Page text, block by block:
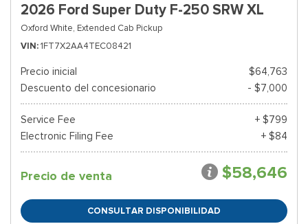
2026 Ford Super Duty F-250 SRW XL
Oxford White, Extended Cab Pickup
VIN 1FT7X2AA4TEC08421
Precio inicial
$64,763
Descuento del concesionario
- $7,000
Service Fee
+ $799
Electronic Filing Fee
+ $84
Precio de venta $58,646
CONSULTAR DISPONIBILIDAD